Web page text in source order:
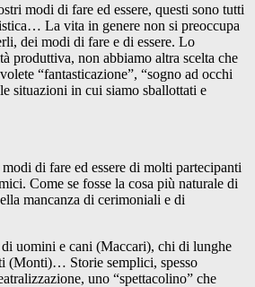
modi di fare ed essere, questi sono tutti
La vita in genere non si preoccupa
dei modi di fare e di essere. Lo
produttiva, non abbiamo altra scelta che
“fantasticazione”, “sogno ad occhi
situazioni in cui siamo sballottati e
di fare ed essere di molti partecipanti
Come se fosse la cosa più naturale di
mancanza di cerimoniali e di
uomini e cani (Maccari), chi di lunghe
(Monti)… Storie semplici, spesso
uno “spettacolino” che